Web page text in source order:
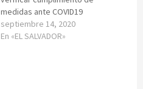
medidas ante COVID19
septiembre 14, 2020
En «EL SALVADOR»